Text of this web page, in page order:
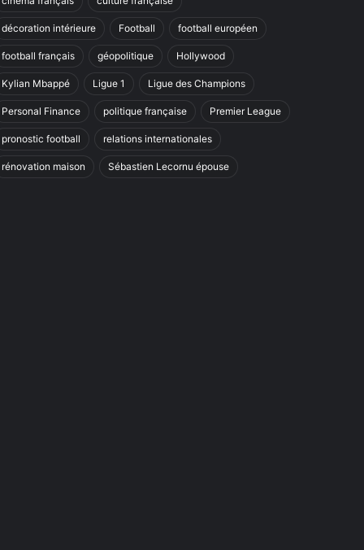
décoration intérieure Football football européen
football français géopolitique Hollywood
Kylian Mbappé Ligue 1 Ligue des Champions
Personal Finance politique française Premier League
pronostic football relations internationales
rénovation maison Sébastien Lecornu épouse